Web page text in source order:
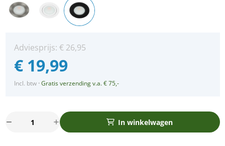
Adviesprijs: € 26,95
€ 19,99
Incl. btw ·Gratis verzending v.a. € 75,-
In winkelwagen